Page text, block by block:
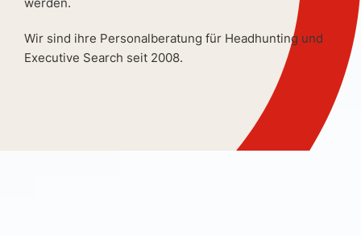
Wir sind ihre Personalberatung für Headhunting und
Executive Search seit 2008.